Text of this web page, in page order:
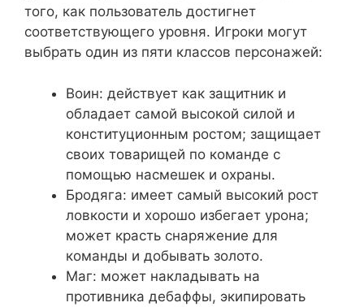
того, как пользователь достигнет
соответствующего уровня. Игроки могут
выбрать один из пяти классов персонажей:
Воин: действует как защитник и
обладает самой высокой силой и
конституционным ростом; защищает
своих товарищей по команде с
помощью насмешек и охраны.
Бродяга: имеет самый высокий рост
ловкости и хорошо избегает урона;
может красть снаряжение для
команды и добывать золото.
Маг: может накладывать на
противника дебаффы, экипировать